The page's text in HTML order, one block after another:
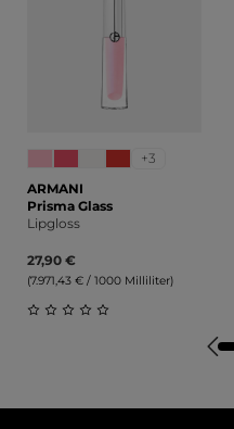
+3
ARMANI
Prisma Glass
Lipgloss
27,90 €
(7.971,43 € / 1000 Milliliter)
Durchschnittliche